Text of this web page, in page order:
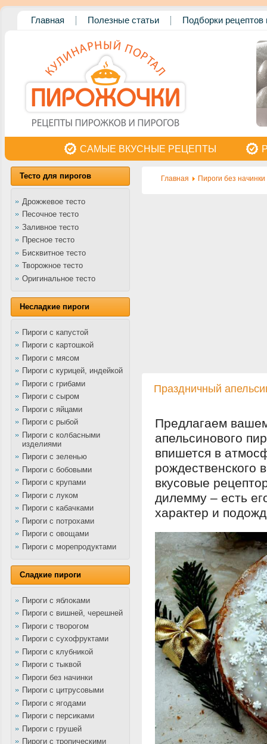
Главная Полезные статьи Подборки рецептов
САМЫЕ ВКУСНЫЕ РЕЦЕПТЫ
Тесто для пирогов
Дрожжевое тесто
Песочное тесто
Заливное тесто
Пресное тесто
Бисквитное тесто
Творожное тесто
Оригинальное тесто
Несладкие пироги
Пироги с капустой
Пироги с картошкой
Пироги с мясом
Пироги с курицей, индейкой
Пироги с грибами
Пироги с сыром
Пироги с яйцами
Пироги с рыбой
Пироги с колбасными
изделиями
Пироги с зеленью
Пироги с бобовыми
Пироги с крупами
Пироги с луком
Пироги с кабачками
Пироги с потрохами
Пироги с овощами
Пироги с морепродуктами
Сладкие пироги
Пироги с яблоками
Пироги с вишней, черешней
Пироги с творогом
Пироги с сухофруктами
Пироги с клубникой
Пироги с тыквой
Пироги без начинки
Пироги с цитрусовыми
Пироги с ягодами
Пироги с персиками
Пироги с грушей
Пироги с тропическими
Главная Пироги без начинки
Праздничный
Предлагаем
апельсинового
впишется в
рождественского
вкусовые
дилемму – есть
характер и